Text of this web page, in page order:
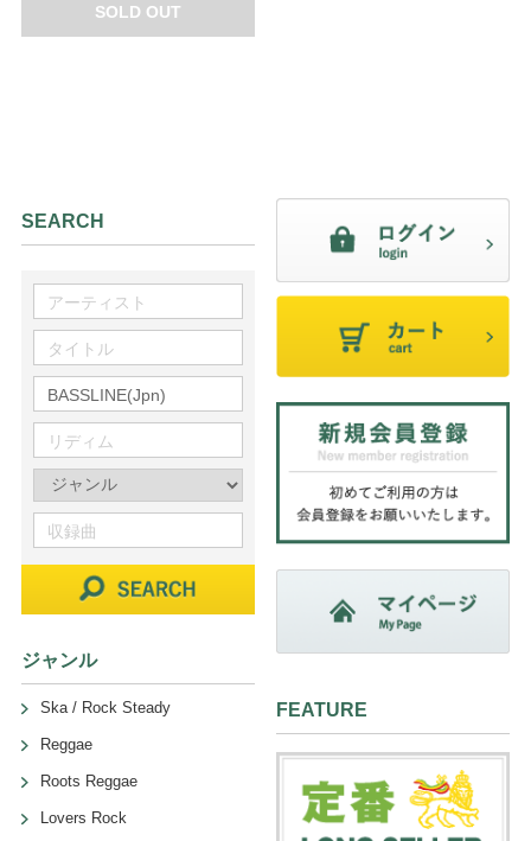
SOLD OUT
SEARCH
ジャンル
Ska / Rock Steady
Reggae
Roots Reggae
Lovers Rock
FEATURE